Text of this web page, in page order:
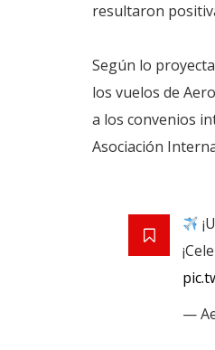
resultaron
Según lo
los vuelos de
a los convenios
Asociación
—